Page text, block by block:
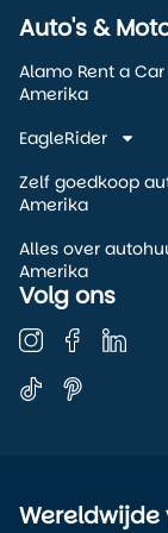
Auto's &
Alamo Rent a
Amerika
EagleRider
Zelf goedkoop
Amerika
Alles over
Amerika
Volg ons